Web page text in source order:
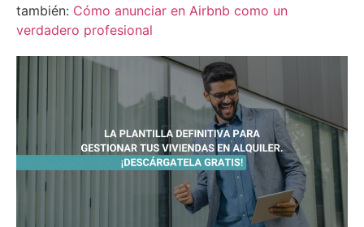
también: Cómo anunciar en Airbnb como un
verdadero profesional